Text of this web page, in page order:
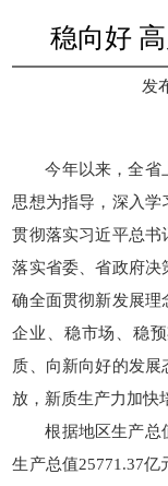
稳向好
发
今年以来，全省
思想为指导，深入学
贯彻落实习近平总书
落实省委、省政府决
确全面贯彻新发展理
企业、稳市场、稳
质、向新向好的发
放，新质生产力加快
根据地区生产总
生产总值25771.37亿